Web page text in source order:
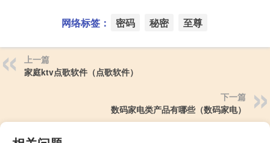
网络标签： 密码 秘密 至尊
上一篇
家庭ktv点歌软件（点歌软件）
下一篇
数码家电类产品有哪些（数码家电）